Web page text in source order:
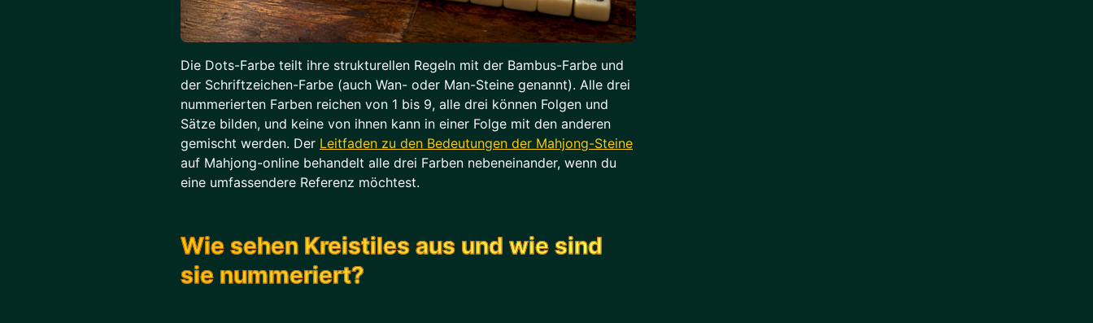
Die Dots-Farbe teilt ihre strukturellen Regeln mit der Bambus-Farbe und
der Schriftzeichen-Farbe (auch Wan- oder Man-Steine genannt). Alle drei
nummerierten Farben reichen von 1 bis 9, alle drei können Folgen und
Sätze bilden, und keine von ihnen kann in einer Folge mit den anderen
gemischt werden. Der Leitfaden zu den Bedeutungen der Mahjong-Steine
auf Mahjong-online behandelt alle drei Farben nebeneinander, wenn du
eine umfassendere Referenz möchtest.
Wie sehen Kreistiles aus und wie sind
sie nummeriert?